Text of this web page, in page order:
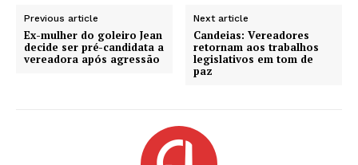
Previous article
Ex-mulher do goleiro Jean
decide ser pré-candidata a
vereadora após agressão
Next article
Candeias: Vereadores
retornam aos trabalhos
legislativos em tom de
paz